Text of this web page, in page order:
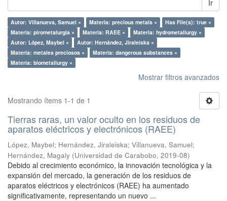
Ir
Autor: Villanueva, Samuel × Materia: precious metals ×
Has File(s): true ×
Materia: pirometalurgia ×
Materia: RAEE ×
Materia: hydrometallurgy ×
Autor: López, Maybel ×
Autor: Hernández, Jiraleiska ×
Materia: metales preciosos ×
Materia: dangerous substances ×
Materia: biometallurgy ×
Mostrar filtros avanzados
Mostrando ítems 1-1 de 1
Tierras raras, un valor oculto en los residuos de
aparatos eléctricos y electrónicos (RAEE)
López, Maybel; Hernández, Jiraleiska; Villanueva, Samuel;
Hernández, Magaly (Universidad de Carabobo, 2019-08)
Debido al crecimiento económico, la innovación tecnológica y la
expansión del mercado, la generación de los residuos de
aparatos eléctricos y electrónicos (RAEE) ha aumentado
significativamente, representando un nuevo ...